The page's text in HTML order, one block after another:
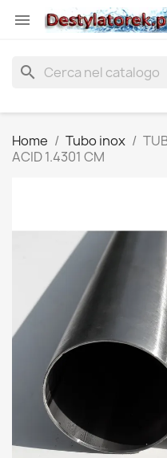

search
Home Tubo inox
ACID 1.4301 CM